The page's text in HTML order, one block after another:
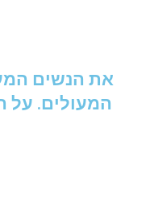
את הנשים
המעולים. על